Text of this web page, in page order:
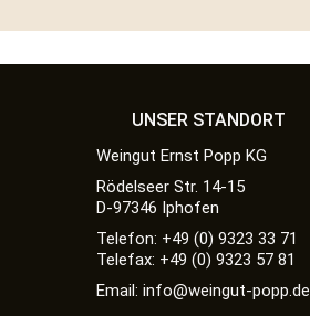
UNSER STANDORT
Weingut Ernst Popp KG
Rödelseer Str. 14-15
D-97346 Iphofen
Telefon: +49 (0) 9323 33 71
Telefax: +49 (0) 9323 57 81
Email: info@weingut-popp.de